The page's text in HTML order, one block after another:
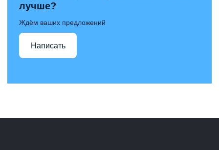
лучше?
Ждём ваших предложений
Написать